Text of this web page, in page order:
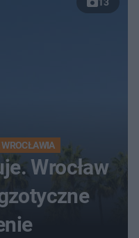
Wrocław